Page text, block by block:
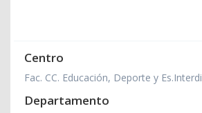
Centro
Fac. CC. Educación, Deporte y Es.Interdi
Departamento